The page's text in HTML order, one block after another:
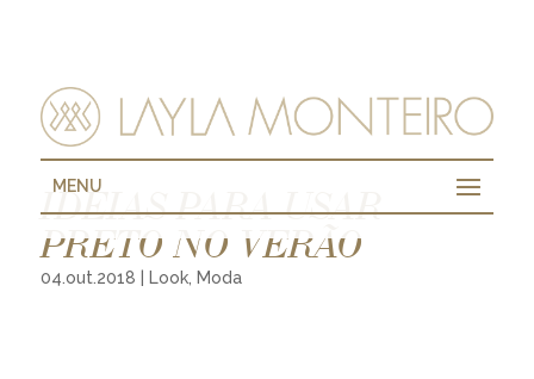
MENU
IDEIAS PARA USAR
PRETO NO VERÃO
04.out.2018 Look, Moda